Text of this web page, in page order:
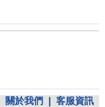
關於我們 客服資訊